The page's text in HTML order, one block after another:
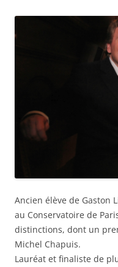
Ancien élève de Gaston
au Conservatoire de
distinctions, dont un
Michel Chapuis.
Lauréat et finaliste de